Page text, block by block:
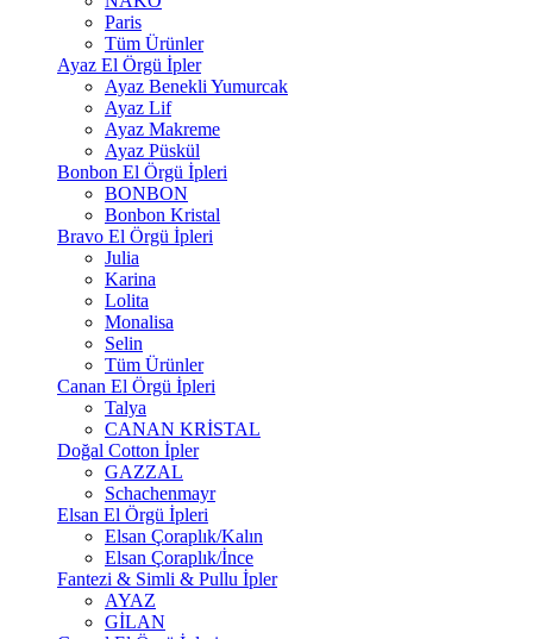
Paris
Tüm Ürünler
Ayaz El Örgü İpler
Ayaz Benekli Yumurcak
Ayaz Lif
Ayaz Makreme
Ayaz Püskül
Bonbon El Örgü İpleri
BONBON
Bonbon Kristal
Bravo El Örgü İpleri
Julia
Karina
Lolita
Monalisa
Selin
Tüm Ürünler
Canan El Örgü İpleri
Talya
CANAN KRİSTAL
Doğal Cotton İpler
GAZZAL
Schachenmayr
Elsan El Örgü İpleri
Elsan Çoraplık/Kalın
Elsan Çoraplık/İnce
Fantezi & Simli & Pullu İpler
AYAZ
GİLAN